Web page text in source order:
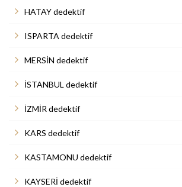
HATAY dedektif
ISPARTA dedektif
MERSİN dedektif
İSTANBUL dedektif
İZMİR dedektif
KARS dedektif
KASTAMONU dedektif
KAYSERİ dedektif